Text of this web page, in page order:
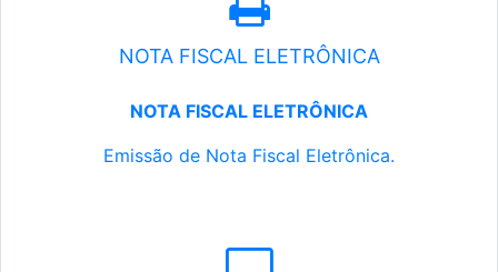
NOTA FISCAL ELETRÔNICA
NOTA FISCAL ELETRÔNICA
Emissão de Nota Fiscal Eletrônica.